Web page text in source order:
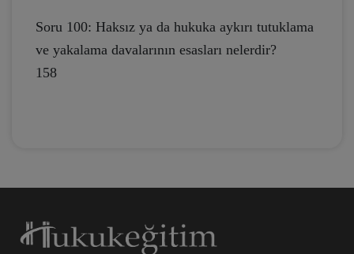
Soru 100: Haksız ya da hukuka aykırı tutuklama
ve yakalama davalarının esasları nelerdir?
158